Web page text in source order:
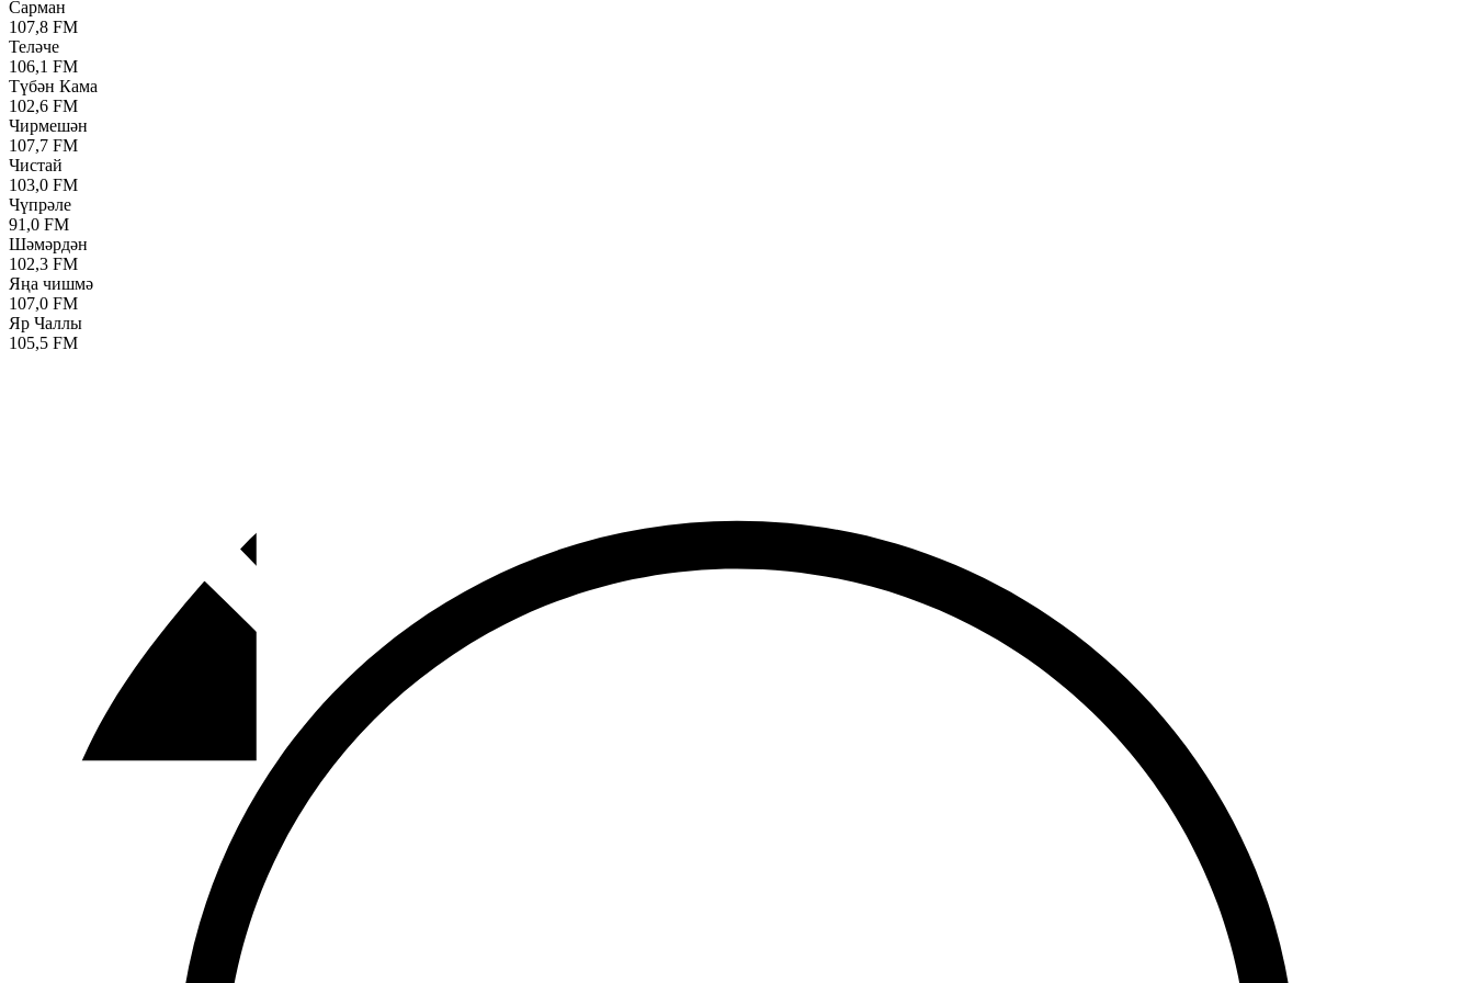
Сарман
107,8 FM
Теләче
106,1 FM
Түбән Кама
102,6 FM
Чирмешән
107,7 FM
Чистай
103,0 FM
Чүпрәле
91,0 FM
Шәмәрдән
102,3 FM
Яңа чишмә
107,0 FM
Яр Чаллы
105,5 FM